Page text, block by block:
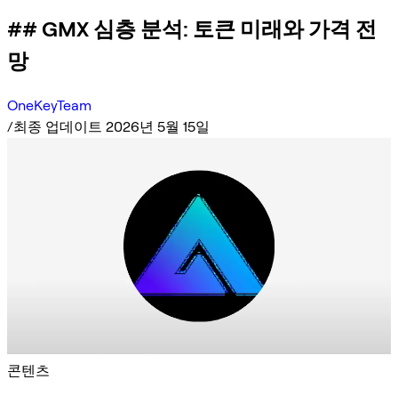
## GMX 심층 분석: 토큰 미래와 가격 전
망
OneKeyTeam
/최종 업데이트 2026년 5월 15일
콘텐츠